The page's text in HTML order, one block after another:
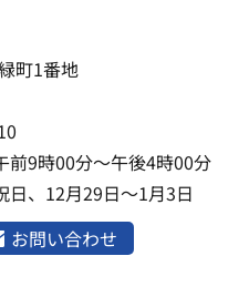
町1番地
9時00分～午後4時00分
日、12月29日～1月3日
お問い合わせ